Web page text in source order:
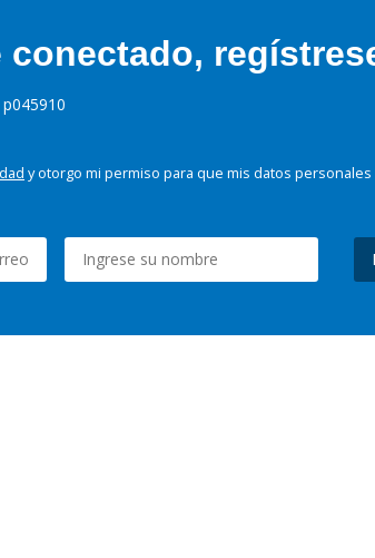
conectado,
y otorgo mi permiso para que mis datos